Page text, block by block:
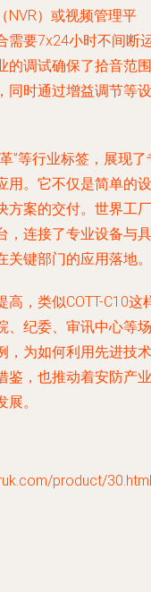
NVR）或视频管理平
需要7x24小时不间断
的调试确保了拾音范围
同时通过增益调节等设
”等行业标签，展现了
用。它不仅是简单的设
方案的交付。世界工厂
，连接了专业设备与具
关键部门的应用落地。
，类似COTT-C10这
、纪委、审讯中心等场
，为如何利用先进技术
鉴，也推动着安防产业
。
product/30.html